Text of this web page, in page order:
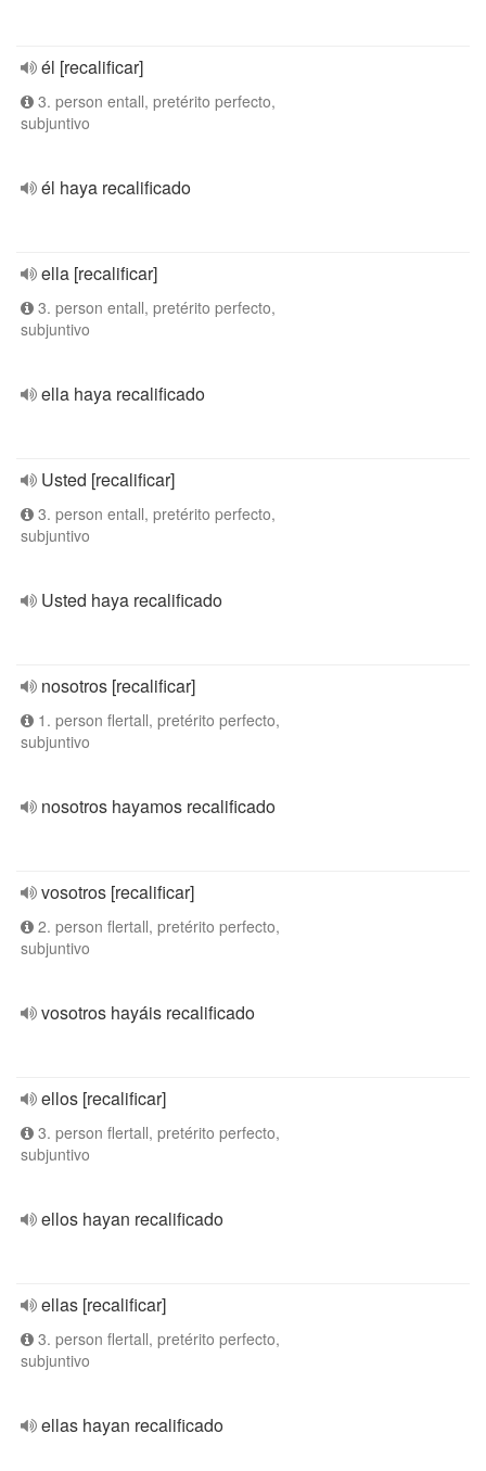
él [recalificar]
3. person entall, pretérito perfecto,
subjuntivo
él haya recalificado
ella [recalificar]
3. person entall, pretérito perfecto,
subjuntivo
ella haya recalificado
Usted [recalificar]
3. person entall, pretérito perfecto,
subjuntivo
Usted haya recalificado
nosotros [recalificar]
1. person flertall, pretérito perfecto,
subjuntivo
nosotros hayamos recalificado
vosotros [recalificar]
2. person flertall, pretérito perfecto,
subjuntivo
vosotros hayáis recalificado
ellos [recalificar]
3. person flertall, pretérito perfecto,
subjuntivo
ellos hayan recalificado
ellas [recalificar]
3. person flertall, pretérito perfecto,
subjuntivo
ellas hayan recalificado